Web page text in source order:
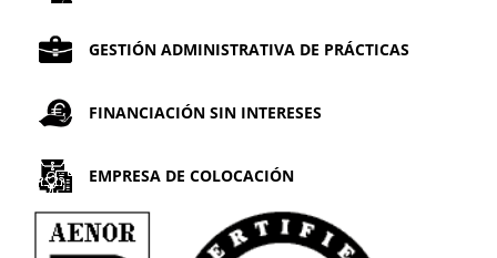
GESTIÓN ADMINISTRATIVA DE PRÁCTICAS
FINANCIACIÓN SIN INTERESES
EMPRESA DE COLOCACIÓN